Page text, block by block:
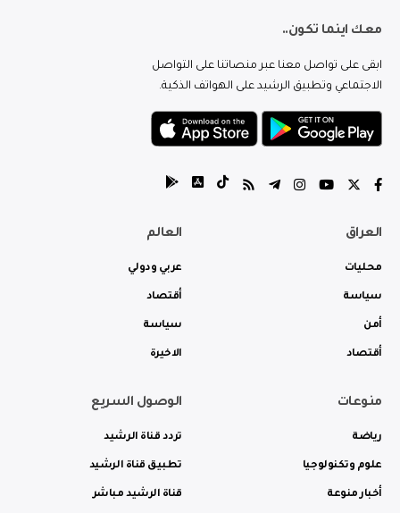
معك اينما تكون..
ابقى على تواصل معنا عبر منصاتنا على التواصل
الاجتماعي وتطبيق الرشيد على الهواتف الذكية.
العراق
محليات
سياسة
أمن
أقتصاد
العالم
عربي ودولي
أقتصاد
سياسة
الاخيرة
منوعات
رياضة
علوم وتكنولوجيا
أخبار منوعة
الوصول السريع
تردد قناة الرشيد
تطبيق قناة الرشيد
قناة الرشيد مباشر